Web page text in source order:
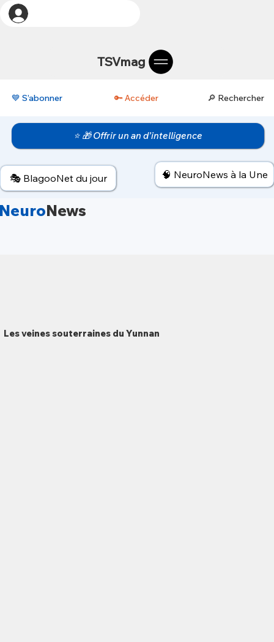
TSVmag
💙 S’abonner 🔑 Accéder 🔎 Rechercher
News
🎭 BlagooNet du jour
⭐ 🎁 Offrir un an d’intelligence
🧠 NeuroNews à la Une
Les veines souterraines du Yunnan